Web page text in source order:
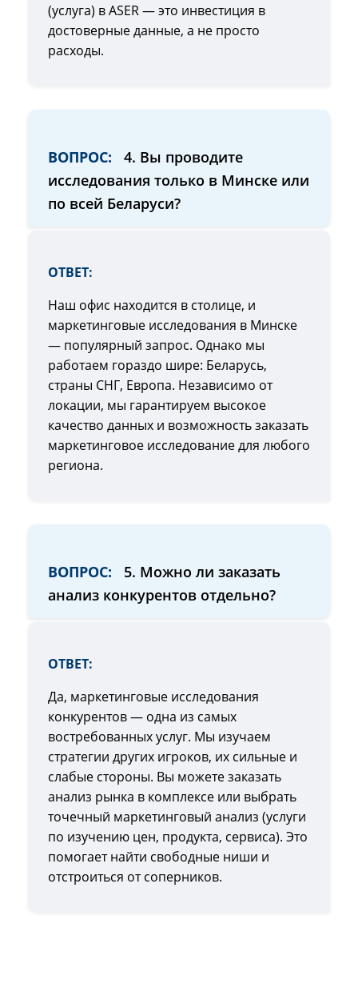
(услуга) в ASER — это инвестиция в
достоверные данные, а не просто
расходы.
ВОПРОС:
4. Вы проводите
исследования только в Минске или
по всей Беларуси?
ОТВЕТ:
Наш офис находится в столице, и
маркетинговые исследования в Минске
— популярный запрос. Однако мы
работаем гораздо шире: Беларусь,
страны СНГ, Европа. Независимо от
локации, мы гарантируем высокое
качество данных и возможность заказать
маркетинговое исследование для любого
региона.
ВОПРОС:
5. Можно ли заказать
анализ конкурентов отдельно?
ОТВЕТ:
Да, маркетинговые исследования
конкурентов — одна из самых
востребованных услуг. Мы изучаем
стратегии других игроков, их сильные и
слабые стороны. Вы можете заказать
анализ рынка в комплексе или выбрать
точечный маркетинговый анализ (услуги
по изучению цен, продукта, сервиса). Это
помогает найти свободные ниши и
отстроиться от соперников.